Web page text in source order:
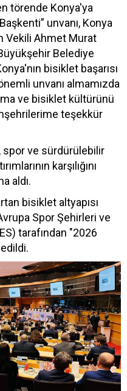
törende Konya'ya
unvanı, Konya
Vekili Ahmet Murat
Belediye
bisiklet başarısı
unvanı almamızda
ve bisiklet kültürünü
teşekkür
spor ve sürdürülebilir
karşılığını
aldı.
bisiklet altyapısı
Spor Şehirleri ve
tarafından "2026